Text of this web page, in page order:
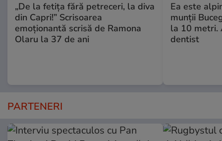
„De la fetița fără petreceri, la diva
din Capri!” Scrisoarea
emoționantă scrisă de Ramona
Olaru la 37 de ani
Ea este
munţii
la 10 metri.
dentist
PARTENERI